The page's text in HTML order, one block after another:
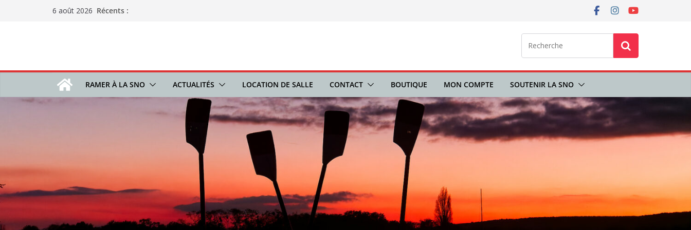
6 août 2026 Récents :
RAMER À LA SNO ACTUALITÉS LOCATION DE SALLE CONTACT BOUTIQUE MON COMPTE SOUTENIR LA SNO